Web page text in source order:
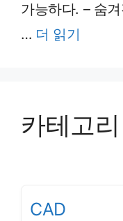
가능하다. – 숨
… 더 읽기
카테고리
CAD